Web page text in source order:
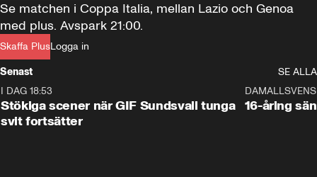
Skaffa PlusLogga in
Se matchen i Coppa Italia, mellan Lazio och Genoa
med plus. Avspark 21:00.
Senast
SE ALLA
I DAG 18:53
Stökiga scener när GIF Sundsvall tunga
svit fortsätter
16-åring